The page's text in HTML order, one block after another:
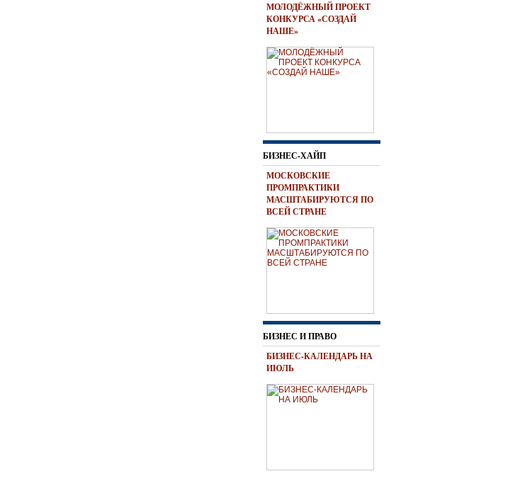
МОЛОДЁЖНЫЙ ПРОЕКТ
КОНКУРСА «СОЗДАЙ
НАШЕ»
БИЗНЕС-ХАЙП
МОСКОВСКИЕ
ПРОМПРАКТИКИ
МАСШТАБИРУЮТСЯ ПО
ВСЕЙ СТРАНЕ
БИЗНЕС И ПРАВО
БИЗНЕС-КАЛЕНДАРЬ НА
ИЮЛЬ